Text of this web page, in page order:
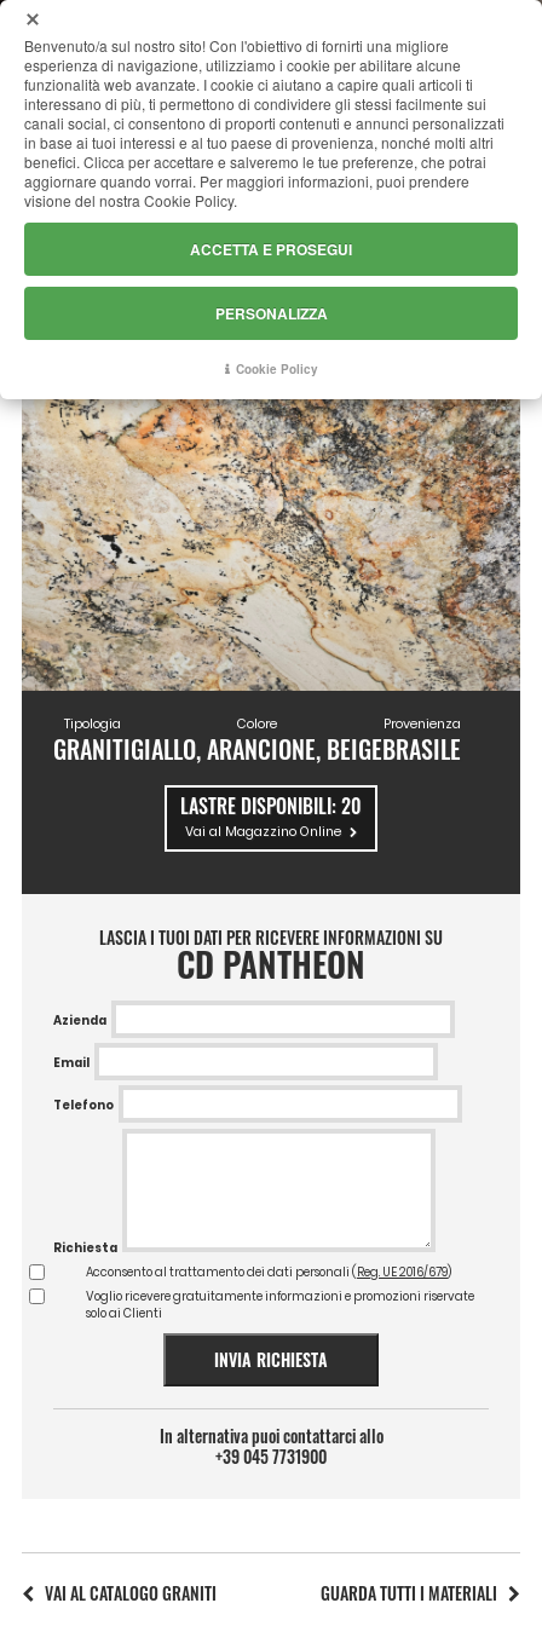
CD PANTHEON
Tipologia
GRANITI
Colore
GIALLO, ARANCIONE, BEIGE
Provenienza
BRASILE
LASTRE DISPONIBILI:20
Vai al Magazzino Online
LASCIA I TUOI DATI PER RICEVERE INFORMAZIONI SU
CD PANTHEON
Azienda
Email
Telefono
Richiesta
Acconsento al trattamento dei dati personali ( Reg. UE 2016/679)
Voglio ricevere gratuitamente informazioni e promozioni riservate
solo ai Clienti
INVIA RICHIESTA
In alternativa puoi contattarci allo
+39 045 7731900
VAI AL CATALOGO GRANITI GUARDA TUTTI I MATERIALI
Benvenuto/a sul nostro sito! Con l'obiettivo di fornirti una migliore
esperienza di navigazione, utilizziamo i cookie per abilitare alcune
funzionalità web avanzate. I cookie ci aiutano a capire quali articoli ti
interessano di più, ti permettono di condividere gli stessi facilmente sui
canali social, ci consentono di proporti contenuti e annunci personalizzati
in base ai tuoi interessi e al tuo paese di provenienza, nonché molti altri
benefici. Clicca per accettare e salveremo le tue preferenze, che potrai
aggiornare quando vorrai. Per maggiori informazioni, puoi prendere
visione del nostra Cookie Policy.
ACCETTA E PROSEGUI
PERSONALIZZA
Cookie Policy